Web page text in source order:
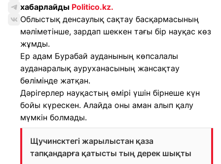
хабарлайды Politico.kz.
Облыстық денсаулық сақтау басқармасының
мәліметінше, зардап шеккен тағы бір науқас көз
жұмды.
Ер адам Бурабай ауданының көпсалалы
ауданаралық ауруханасының жансақтау
бөлімінде жатқан.
Дәрігерлер науқастың өмірі үшін бірнеше күн
бойы күрескен. Алайда оны аман алып қалу
мүмкін болмады.
Щучинсктегі жарылыстан қаза
тапқандарға қатысты тың дерек шықты